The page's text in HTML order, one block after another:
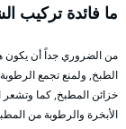
ما فائدة تركيب
من الضروري جداً أن يكون
الطبخ, ولمنع تجمع
خزائن المطبخ, كما وتشعر
الأبخرة والرطوبة من